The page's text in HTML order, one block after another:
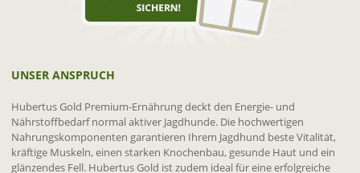
UNSER ANSPRUCH
Hubertus Gold Premium-Ernährung deckt den Energie- und
Nährstoffbedarf normal aktiver Jagdhunde. Die hochwertigen
Nahrungskomponenten garantieren Ihrem Jagdhund beste Vitalität,
kräftige Muskeln, einen starken Knochenbau, gesunde Haut und ein
glänzendes Fell. Hubertus Gold ist zudem ideal für eine erfolgreiche